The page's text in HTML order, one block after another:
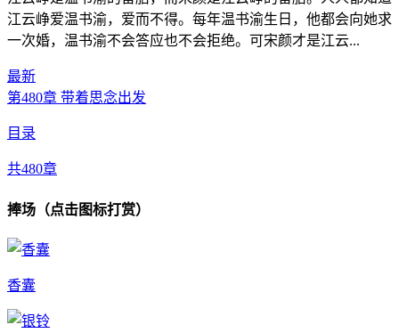
江云峥爱温书渝，爱而不得。每年温书渝生日，他都会向她求
一次婚，温书渝不会答应也不会拒绝。可宋颜才是江云...
最新
第480章 带着思念出发
目录
共480章
捧场（点击图标打赏）
香囊